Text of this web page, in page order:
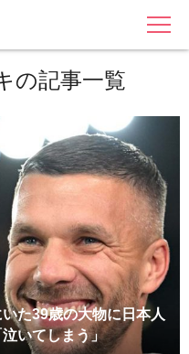
MENU
の記事一覧
た39歳の大物に日本人
いてしまう」